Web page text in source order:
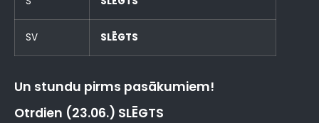
SV SLĒGTS
Un stundu pirms pasākumiem!
Otrdien (23.06.) SLĒGTS